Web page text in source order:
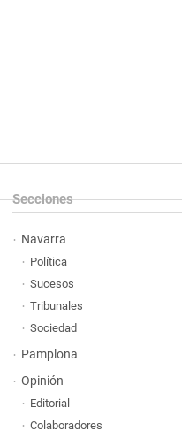
Secciones
Navarra
Política
Sucesos
Tribunales
Sociedad
Pamplona
Opinión
Editorial
Colaboradores